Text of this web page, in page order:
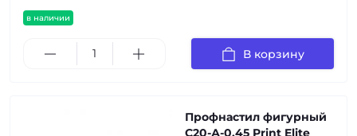
в наличии
В корзину
Профнастил фигурный
С20-А-0,45 Print Elite